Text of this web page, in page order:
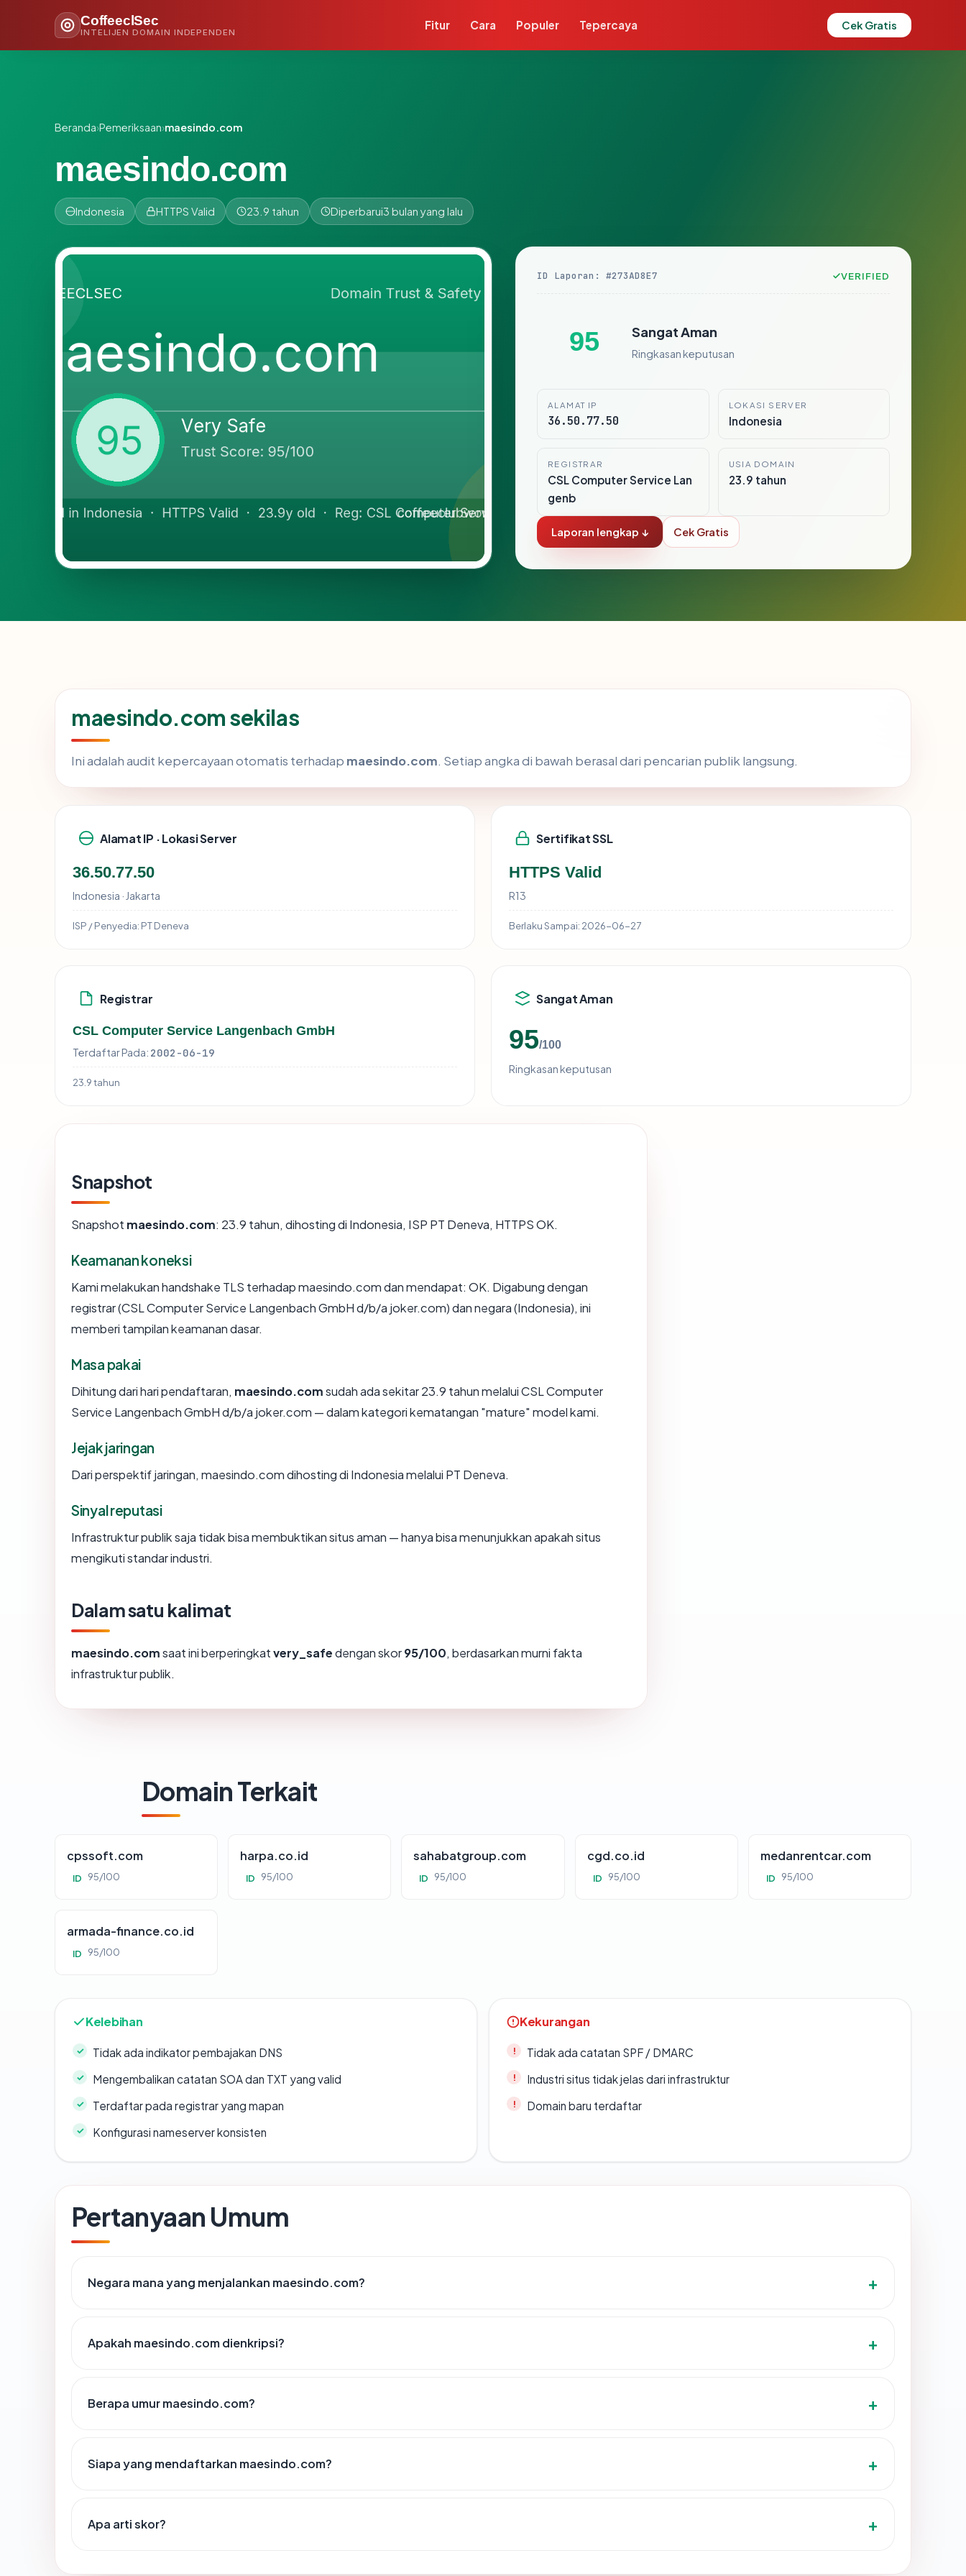
CoffeeclSec
INTELIJEN DOMAIN INDEPENDEN
Fitur Cara Populer Tepercaya Cek Gratis
Beranda›Pemeriksaan›maesindo.com
maesindo.com
Indonesia HTTPS Valid 23.9 tahun Diperbarui3 bulan yang lalu
ID Laporan: #273AD8E7 VERIFIED
95 Sangat Aman
Ringkasan keputusan
ALAMAT IP
36.50.77.50
LOKASI SERVER
Indonesia
REGISTRAR
CSL Computer Service Lan
genb
USIA DOMAIN
23.9 tahun
Laporan lengkap ↓ Cek Gratis
maesindo.com sekilas
Ini adalah audit kepercayaan otomatis terhadap maesindo.com. Setiap angka di bawah berasal dari pencarian publik langsung.
Alamat IP · Lokasi Server
36.50.77.50
Indonesia · Jakarta
ISP / Penyedia: PT Deneva
Sertifikat SSL
HTTPS Valid
R13
Berlaku Sampai: 2026-06-27
Registrar
CSL Computer Service Langenbach GmbH
Terdaftar Pada: 2002-06-19
23.9 tahun
Sangat Aman
95/100
Ringkasan keputusan
Snapshot
Snapshot maesindo.com: 23.9 tahun, dihosting di Indonesia, ISP PT Deneva, HTTPS OK.
Keamanan koneksi
Kami melakukan handshake TLS terhadap maesindo.com dan mendapat: OK. Digabung dengan
registrar (CSL Computer Service Langenbach GmbH d/b/a joker.com) dan negara (Indonesia), ini
memberi tampilan keamanan dasar.
Masa pakai
Dihitung dari hari pendaftaran, maesindo.comsudah ada sekitar 23.9 tahun melalui CSL Computer
Service Langenbach GmbH d/b/a joker.com — dalam kategori kematangan "mature" model kami.
Jejak jaringan
Dari perspektif jaringan, maesindo.com dihosting di Indonesia melalui PT Deneva.
Sinyal reputasi
Infrastruktur publik saja tidak bisa membuktikan situs aman — hanya bisa menunjukkan apakah situs
mengikuti standar industri.
Dalam satu kalimat
maesindo.comsaat ini berperingkatvery_safedengan skor95/100, berdasarkan murni fakta
infrastruktur publik.
Domain Terkait
cpssoft.com
ID 95/100
harpa.co.id
ID 95/100
sahabatgroup.com
ID 95/100
cgd.co.id
ID 95/100
medanrentcar.com
ID 95/100
armada-finance.co.id
ID 95/100
Kelebihan
Tidak ada indikator pembajakan DNS
Mengembalikan catatan SOA dan TXT yang valid
Terdaftar pada registrar yang mapan
Konfigurasi nameserver konsisten
Kekurangan
Tidak ada catatan SPF / DMARC
Industri situs tidak jelas dari infrastruktur
Domain baru terdaftar
Pertanyaan Umum
Negara mana yang menjalankan maesindo.com?
Apakah maesindo.com dienkripsi?
Berapa umur maesindo.com?
Siapa yang mendaftarkan maesindo.com?
Apa arti skor?